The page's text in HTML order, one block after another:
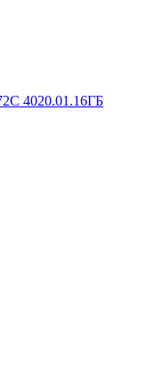
4020.01.16ГБ